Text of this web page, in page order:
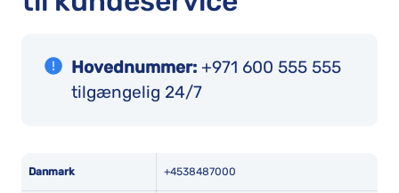
Hovednummer: +971 600 555 555
tilgængelig 24/7
Danmark +4538487000